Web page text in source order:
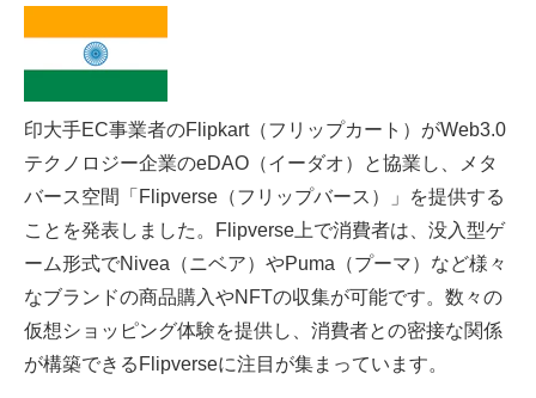
印大手EC事業者のFlipkart（フリップカート）がWeb3.0
テクノロジー企業のeDAO（イーダオ）と協業し、メタ
バース空間「Flipverse（フリップバース）」を提供する
ことを発表しました。Flipverse上で消費者は、没入型ゲ
ーム形式でNivea（ニベア）やPuma（プーマ）など様々
なブランドの商品購入やNFTの収集が可能です。数々の
仮想ショッピング体験を提供し、消費者との密接な関係
が構築できるFlipverseに注目が集まっています。